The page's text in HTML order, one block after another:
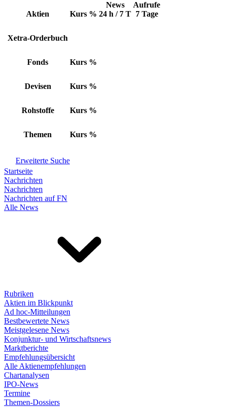
Aktien Kurs %
News
24 h / 7 T
Aufrufe
7 Tage
Xetra-Orderbuch
Fonds Kurs %
Devisen Kurs %
Rohstoffe Kurs %
Themen Kurs %
Erweiterte Suche
Startseite
Nachrichten
Nachrichten
Nachrichten auf FN
Alle News
Rubriken
Aktien im Blickpunkt
Ad hoc-Mitteilungen
Bestbewertete News
Meistgelesene News
Konjunktur- und Wirtschaftsnews
Marktberichte
Empfehlungsübersicht
Alle Aktienempfehlungen
Chartanalysen
IPO-News
Termine
Themen-Dossiers